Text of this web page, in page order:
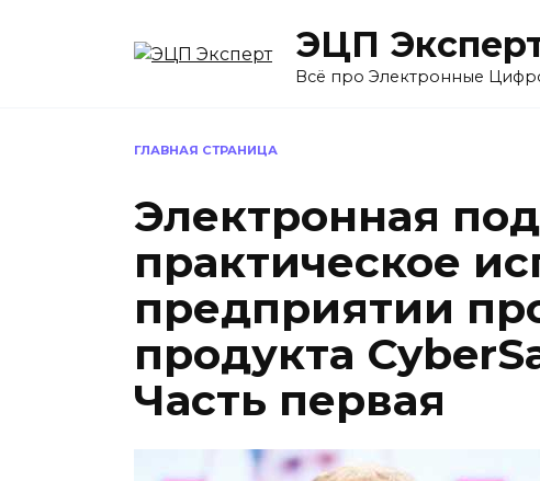
ЭЦП
Всё про Электронные
ГЛАВНАЯ СТРАНИЦА
Электронная
практическое
предприятии
продукта
Часть первая